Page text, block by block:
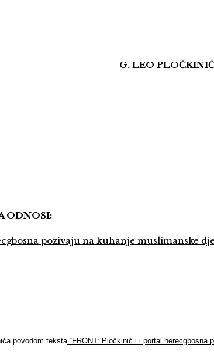
G. LEO
ODNOSI:
pozivaju na kuhanje muslimanske
povodom teksta “FRONT: Pločkinić i i portal herecgbosna